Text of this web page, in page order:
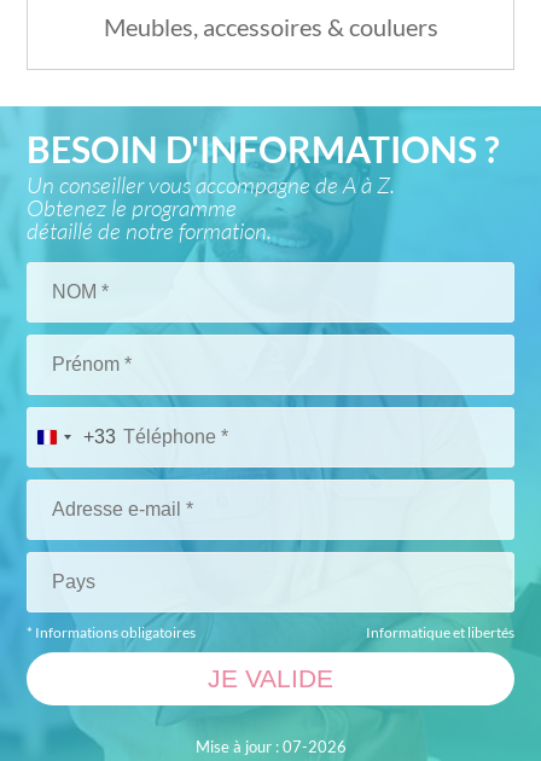
Meubles, accessoires & couluers
BESOIN D'INFORMATIONS ?
Un conseiller vous accompagne de A à Z.
Obtenez le programme
détaillé de notre formation.
+33
* Informations obligatoires Informatique et libertés
Mise à jour : 07-2026